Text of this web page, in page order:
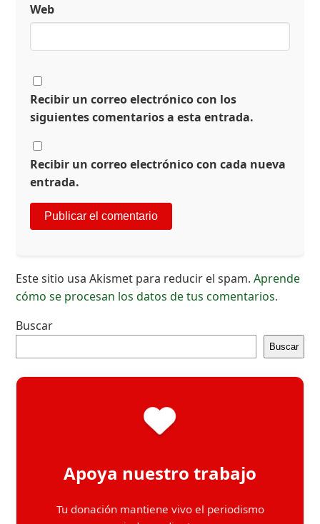
Web
Recibir un correo electrónico con los
siguientes comentarios a esta entrada.
Recibir un correo electrónico con cada nueva
entrada.
Este sitio usa Akismet para reducir el spam.Aprende
cómo se procesan los datos de tus comentarios.
Buscar
Buscar
Apoya nuestro trabajo
Tu donación mantiene vivo el periodismo